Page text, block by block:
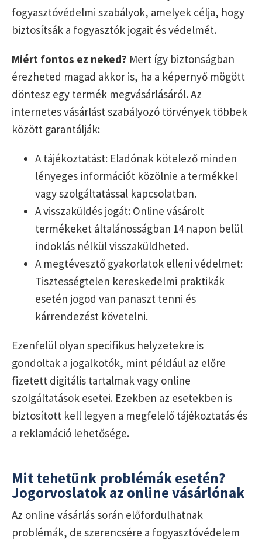
fogyasztóvédelmi szabályok, amelyek célja, hogy
biztosítsák a fogyasztók jogait és védelmét.
Miért fontos ez neked? Mert így biztonságban
érezheted magad akkor is, ha a képernyő mögött
döntesz egy termék megvásárlásáról. Az
internetes vásárlást szabályozó törvények többek
között garantálják:
A tájékoztatást: Eladónak kötelező minden
lényeges információt közölnie a termékkel
vagy szolgáltatással kapcsolatban.
A visszaküldés jogát: Online vásárolt
termékeket általánosságban 14 napon belül
indoklás nélkül visszaküldheted.
A megtévesztő gyakorlatok elleni védelmet:
Tisztességtelen kereskedelmi praktikák
esetén jogod van panaszt tenni és
kárrendezést követelni.
Ezenfelül olyan specifikus helyzetekre is
gondoltak a jogalkotók, mint például az előre
fizetett digitális tartalmak vagy online
szolgáltatások esetei. Ezekben az esetekben is
biztosított kell legyen a megfelelő tájékoztatás és
a reklamáció lehetősége.
Mit tehetünk problémák esetén?
Jogorvoslatok az online vásárlónak
Az online vásárlás során előfordulhatnak
problémák, de szerencsére a fogyasztóvédelem